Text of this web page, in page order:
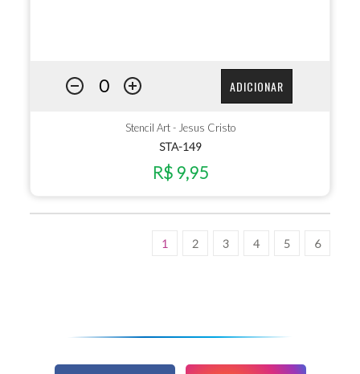
ADICIONAR
Stencil Art - Jesus Cristo
STA-149
R$ 9,95
1 2 3 4 5 6